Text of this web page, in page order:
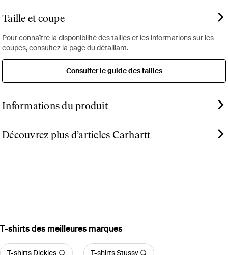
Taille et coupe
Pour connaître la disponibilité des tailles et les informations sur les
coupes, consultez la page du détaillant.
Consulter le guide des tailles
Informations du produit
Découvrez plus d’articles Carhartt
‪T-shirts‬ des meilleures marques
T-shirts Dickies T-shirts Stussy